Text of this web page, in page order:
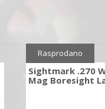
Sightmark .270
Mag Boresight
Rasprodano